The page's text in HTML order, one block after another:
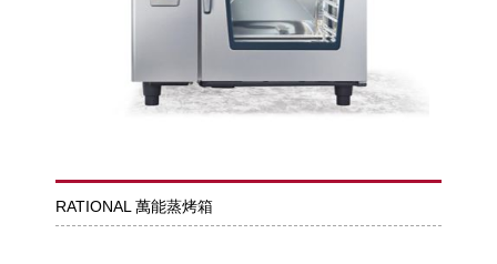
RATIONAL 萬能蒸烤箱